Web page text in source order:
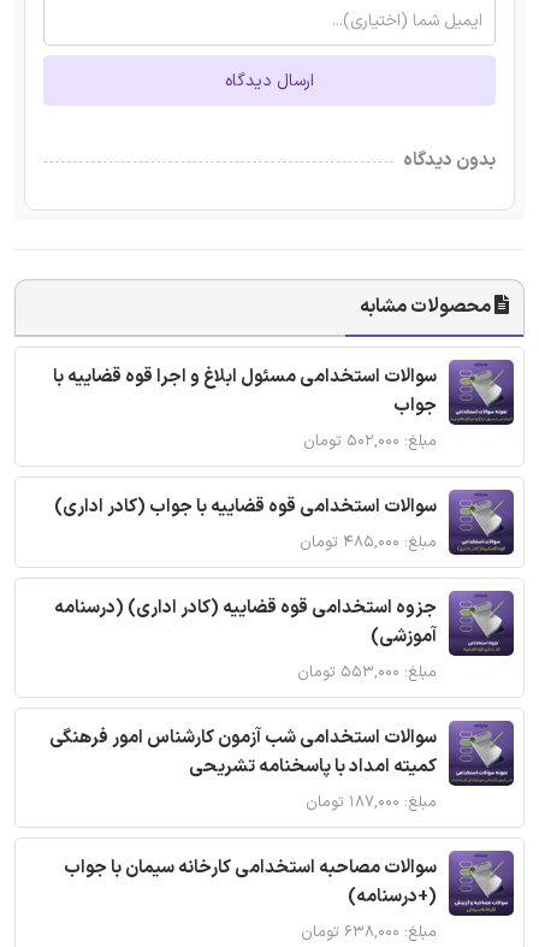
ارسال دیدگاه
بدون دیدگاه
محصولات مشابه
سوالات استخدامی مسئول ابلاغ و اجرا قوه قضاییه با
جواب
مبلغ: ۵۰۲,۰۰۰ تومان
سوالات استخدامی قوه قضاییه با جواب (کادر اداری)
مبلغ: ۴۸۵,۰۰۰ تومان
جزوه استخدامی قوه قضاییه (کادر اداری) (درسنامه
آموزشی)
مبلغ: ۵۵۳,۰۰۰ تومان
سوالات استخدامی شب آزمون کارشناس امور فرهنگی
کمیته امداد با پاسخنامه تشریحی
مبلغ: ۱۸۷,۰۰۰ تومان
سوالات مصاحبه استخدامی کارخانه سیمان با جواب
(+درسنامه)
مبلغ: ۶۳۸,۰۰۰ تومان